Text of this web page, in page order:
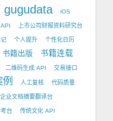
gugudata iOS
上市公司财报资料研究台
个人提升 个性化日历
书籍出版 书籍连载
二维码生成 API 交易接口
人工复核 代码质量
企业文档摘要翻译台
台 传统文化 API